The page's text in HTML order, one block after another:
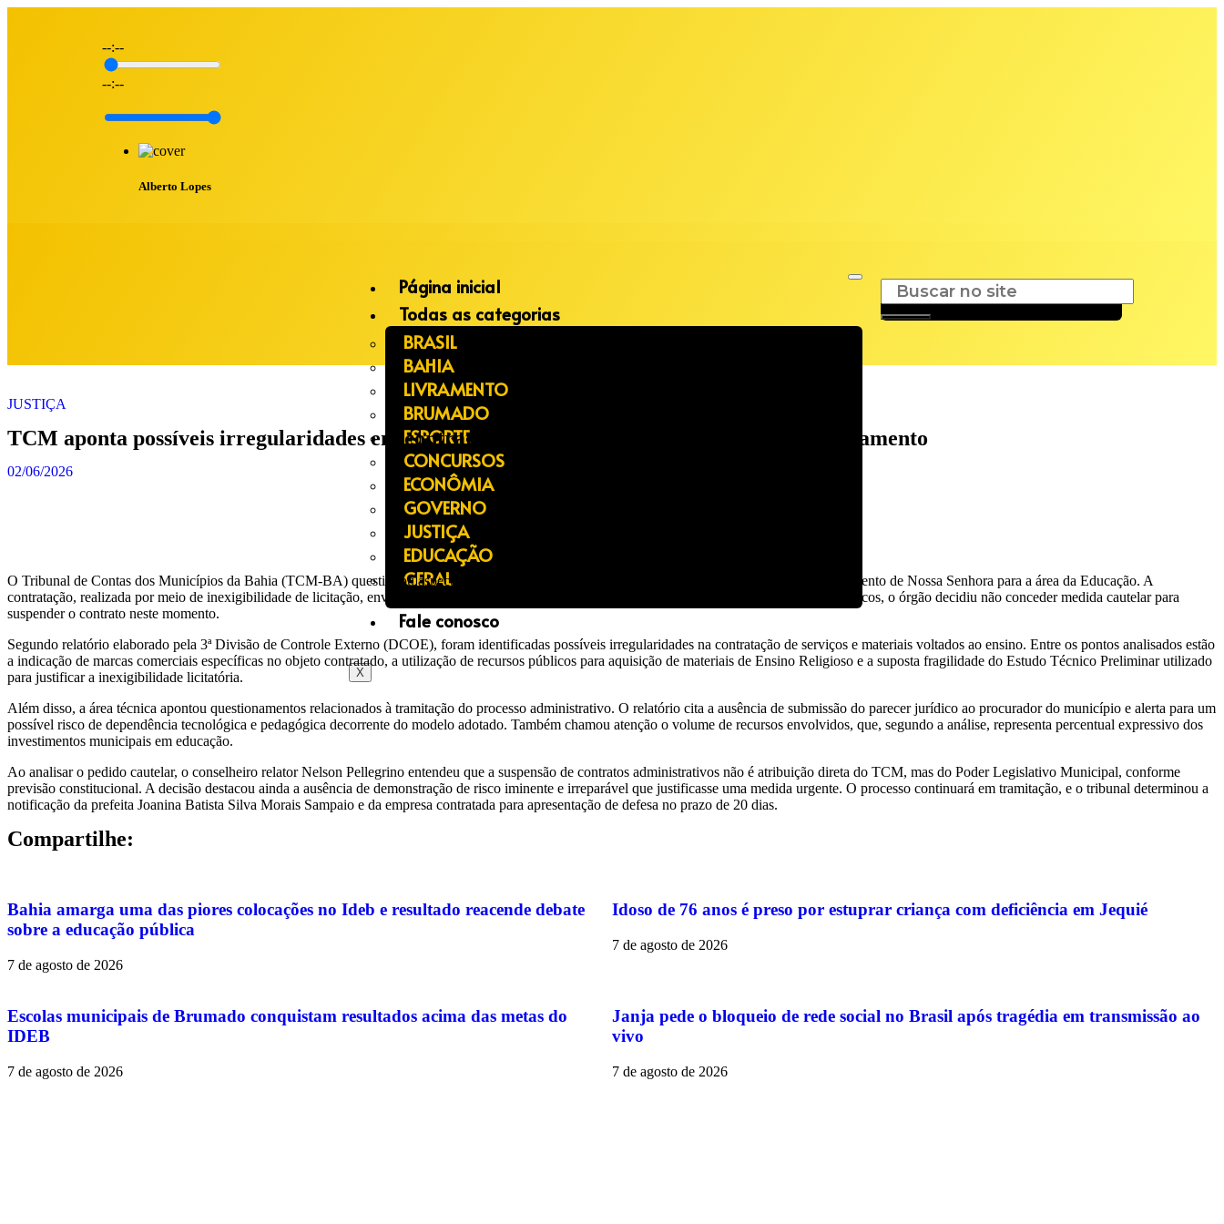
--:--
--:--
Alberto Lopes
Página inicial
Todas as categorias
BRASIL
BAHIA
LIVRAMENTO
BRUMADO
ESPORTE
CONCURSOS
ECONÔMIA
GOVERNO
JUSTIÇA
EDUCAÇÃO
GERAL
Fale conosco
X
JUSTIÇA
TCM aponta possíveis irregularidades em contrato de R$ 9,1 milhões da Educação em Livramento
02/06/2026
O Tribunal de Contas dos Municípios da Bahia (TCM-BA) questionou aspectos de um contrato de R$ 9,1 milhões firmado pela Prefeitura de Livramento de Nossa Senhora para a área da Educação. A
contratação, realizada por meio de inexigibilidade de licitação, envolve a empresa Ramos Brasil Distribuidora LTDA. Apesar dos apontamentos técnicos, o órgão decidiu não conceder medida cautelar para
suspender o contrato neste momento.
Segundo relatório elaborado pela 3ª Divisão de Controle Externo (DCOE), foram identificadas possíveis irregularidades na contratação de serviços e materiais voltados ao ensino. Entre os pontos analisados estão
a indicação de marcas comerciais específicas no objeto contratado, a utilização de recursos públicos para aquisição de materiais de Ensino Religioso e a suposta fragilidade do Estudo Técnico Preliminar utilizado
para justificar a inexigibilidade licitatória.
Além disso, a área técnica apontou questionamentos relacionados à tramitação do processo administrativo. O relatório cita a ausência de submissão do parecer jurídico ao procurador do município e alerta para um
possível risco de dependência tecnológica e pedagógica decorrente do modelo adotado. Também chamou atenção o volume de recursos envolvidos, que, segundo a análise, representa percentual expressivo dos
investimentos municipais em educação.
Ao analisar o pedido cautelar, o conselheiro relator Nelson Pellegrino entendeu que a suspensão de contratos administrativos não é atribuição direta do TCM, mas do Poder Legislativo Municipal, conforme
previsão constitucional. A decisão destacou ainda a ausência de demonstração de risco iminente e irreparável que justificasse uma medida urgente. O processo continuará em tramitação, e o tribunal determinou a
notificação da prefeita Joanina Batista Silva Morais Sampaio e da empresa contratada para apresentação de defesa no prazo de 20 dias.
Compartilhe:
Bahia amarga uma das piores colocações no Ideb e resultado reacende debate
sobre a educação pública
7 de agosto de 2026
Idoso de 76 anos é preso por estuprar criança com deficiência em Jequié
7 de agosto de 2026
Escolas municipais de Brumado conquistam resultados acima das metas do
IDEB
7 de agosto de 2026
Janja pede o bloqueio de rede social no Brasil após tragédia em transmissão ao
vivo
7 de agosto de 2026